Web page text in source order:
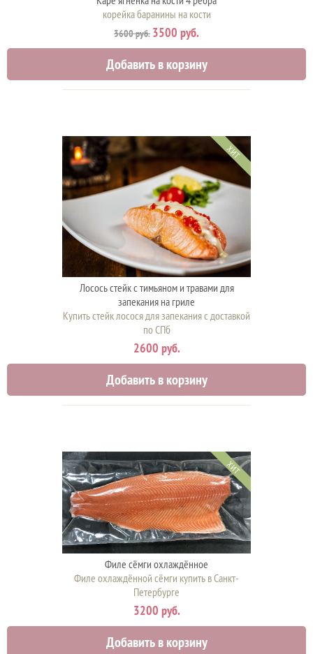
корейка баранины на кости
3600 руб. 3500 руб.
Добавить в корзину
ХИТ
Лосось стейк с тимьяном и травами для
запекания на гриле
Купить стейк лосося для запекания с доставкой
по СПб
2600 руб.
Добавить в корзину
ХИТ
Филе сёмги охлаждённое
Филе охлаждённой сёмги купить в Санкт-
Петербурге
3200 руб.
Добавить в корзину